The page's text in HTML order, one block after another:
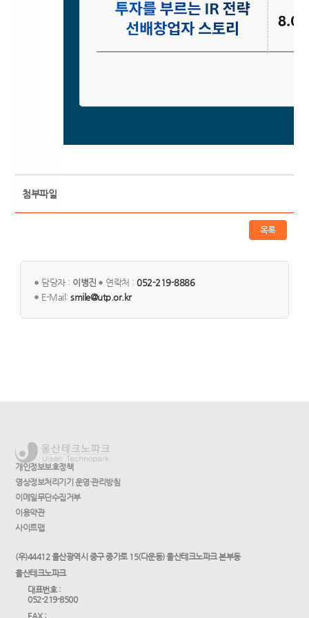
첨부파일
목록
담당자 : 이병진 연락처 :052-219-8886
E-Mail:smile@utp.or.kr
개인정보보호정책
영상정보처리기기 운영·관리방침
이메일무단수집거부
이용약관
사이트맵
(우)44412 울산광역시 중구 종가로 15(다운동) 울산테크노파크 본부동
울산테크노파크
대표번호 :
052-219-8500
FAX :